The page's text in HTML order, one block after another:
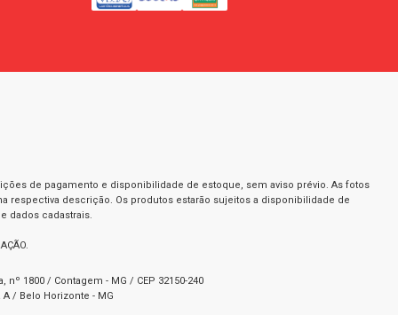
de pagamento e disponibilidade de estoque, sem aviso prévio. As fotos
respectiva descrição. Os produtos estarão sujeitos a disponibilidade de
dados cadastrais.
1800 / Contagem - MG / CEP 32150-240
A / Belo Horizonte - MG